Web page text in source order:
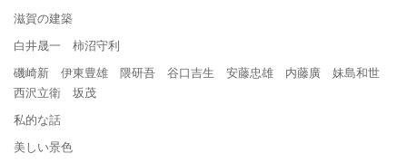
滋賀の建築
白井晟一 柿沼守利
磯崎新 伊東豊雄 隈研吾 谷口吉生 安藤忠雄 内藤廣 妹島和世
西沢立衛 坂茂
私的な話
美しい景色